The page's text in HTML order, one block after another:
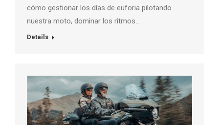
cómo gestionar los días de euforia pilotando
nuestra moto, dominar los ritmos…
Details